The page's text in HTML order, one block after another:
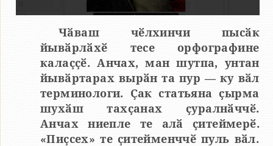
Чӑваш чӗлхинчи пысӑк
йывӑрлӑхӗ тесе орфографине
калаҫҫӗ. Анчах, ман шутпа, унтан
йывӑртарах вырӑн та пур — ку вӑл
терминологи. Ҫак статьяна ҫырма
шухӑш тахҫанах ҫуралнӑччӗ.
Анчах ниепле те алӑ ҫитеймерӗ.
«Пиҫсех» те ҫитейменччӗ пуль вӑл.